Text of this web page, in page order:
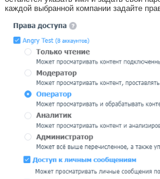
каждой выбранной компании задайте